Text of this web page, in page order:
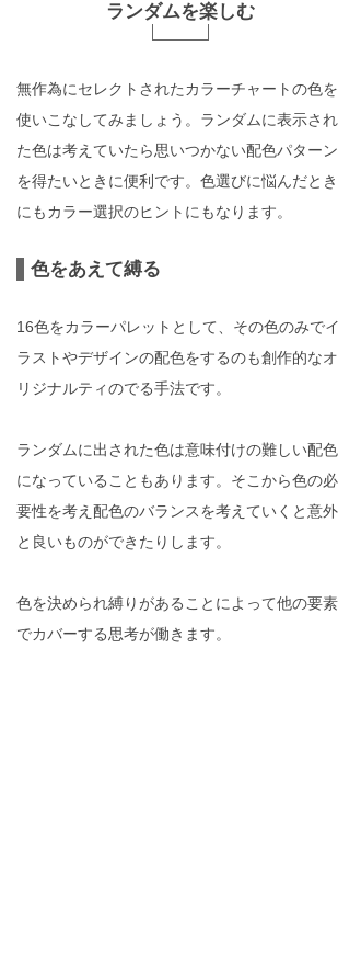
ランダムを楽しむ
無作為にセレクトされたカラーチャートの色を
使いこなしてみましょう。ランダムに表示され
た色は考えていたら思いつかない配色パターン
を得たいときに便利です。色選びに悩んだとき
にもカラー選択のヒントにもなります。
色をあえて縛る
16色をカラーパレットとして、その色のみでイ
ラストやデザインの配色をするのも創作的なオ
リジナルティのでる手法です。
ランダムに出された色は意味付けの難しい配色
になっていることもあります。そこから色の必
要性を考え配色のバランスを考えていくと意外
と良いものができたりします。
色を決められ縛りがあることによって他の要素
でカバーする思考が働きます。